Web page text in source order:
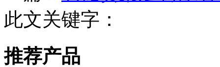
此文关键字：
推荐产品